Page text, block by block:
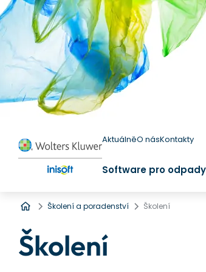
AktuálněO násKontakty
Software pro odpady
Úvod
Školení a poradenství Školení
Školení